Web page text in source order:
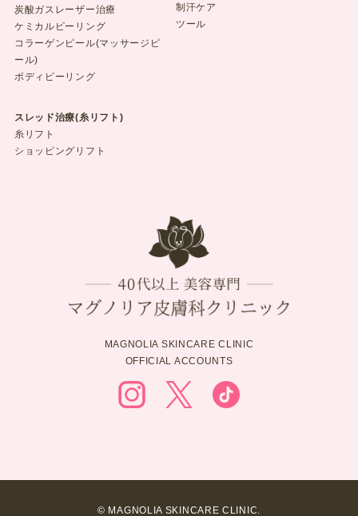
炭酸ガスレーザー治療
ケミカルピーリング
コラーゲンピール(マッサージピ
ール)
ボディピーリング
スレッド治療(糸リフト)
糸リフト
ショッピングリフト
制汗ケア
ツール
MAGNOLIA SKINCARE CLINIC
OFFICIAL ACCOUNTS
© MAGNOLIA SKINCARE CLINIC.